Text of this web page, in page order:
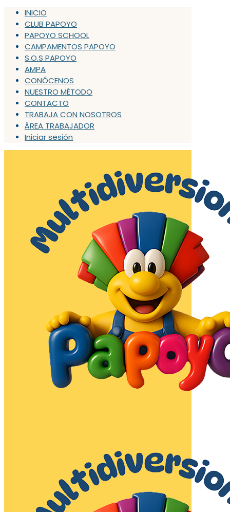
INICIO
CLUB PAPOYO
PAPOYO SCHOOL
CAMPAMENTOS PAPOYO
S.O.S PAPOYO
AMPA
CONÓCENOS
NUESTRO MÉTODO
CONTACTO
TRABAJA CON NOSOTROS
ÁREA TRABAJADOR
Iniciar sesión